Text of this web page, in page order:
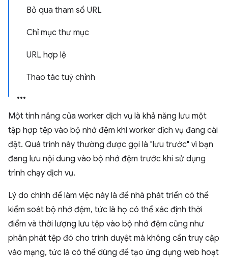
Bỏ qua tham số URL
Chỉ mục thư mục
URL hợp lệ
Thao tác tuỳ chỉnh
Một tính năng của worker dịch vụ là khả năng lưu một
tập hợp tệp vào bộ nhớ đệm khi worker dịch vụ đang cài
đặt. Quá trình này thường được gọi là "lưu trước" vì bạn
đang lưu nội dung vào bộ nhớ đệm trước khi sử dụng
trình chạy dịch vụ.
Lý do chính để làm việc này là để nhà phát triển có thể
kiểm soát bộ nhớ đệm, tức là họ có thể xác định thời
điểm và thời lượng lưu tệp vào bộ nhớ đệm cũng như
phân phát tệp đó cho trình duyệt mà không cần truy cập
vào mạng, tức là có thể dùng để tạo ứng dụng web hoạt